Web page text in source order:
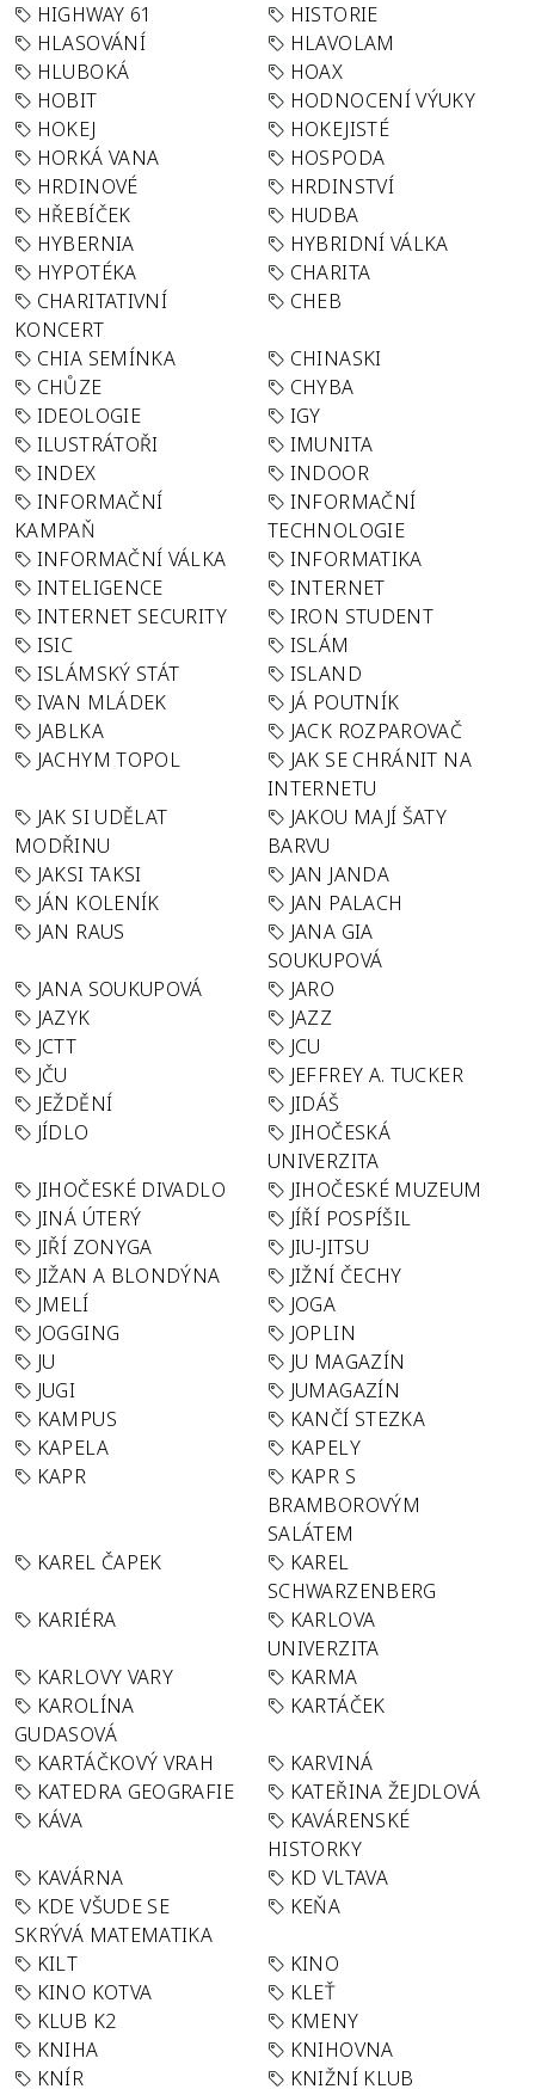
HIGHWAY 61
HISTORIE
HLASOVÁNÍ
HLAVOLAM
HLUBOKÁ
HOAX
HOBIT
HODNOCENÍ VÝUKY
HOKEJ
HOKEJISTÉ
HORKÁ VANA
HOSPODA
HRDINOVÉ
HRDINSTVÍ
HŘEBÍČEK
HUDBA
HYBERNIA
HYBRIDNÍ VÁLKA
HYPOTÉKA
CHARITA
CHARITATIVNÍ
KONCERT
CHEB
CHIA SEMÍNKA
CHINASKI
CHŮZE
CHYBA
IDEOLOGIE
IGY
ILUSTRÁTOŘI
IMUNITA
INDEX
INDOOR
INFORMAČNÍ
KAMPAŇ
INFORMAČNÍ
TECHNOLOGIE
INFORMAČNÍ VÁLKA
INFORMATIKA
INTELIGENCE
INTERNET
INTERNET SECURITY
IRON STUDENT
ISIC
ISLÁM
ISLÁMSKÝ STÁT
ISLAND
IVAN MLÁDEK
JÁ POUTNÍK
JABLKA
JACK ROZPAROVAČ
JACHYM TOPOL
JAK SE CHRÁNIT NA
INTERNETU
JAK SI UDĚLAT
MODŘINU
JAKOU MAJÍ ŠATY
BARVU
JAKSI TAKSI
JAN JANDA
JÁN KOLENÍK
JAN PALACH
JAN RAUS
JANA GIA
SOUKUPOVÁ
JANA SOUKUPOVÁ
JARO
JAZYK
JAZZ
JCTT
JCU
JČU
JEFFREY A. TUCKER
JEŽDĚNÍ
JIDÁŠ
JÍDLO
JIHOČESKÁ
UNIVERZITA
JIHOČESKÉ DIVADLO
JIHOČESKÉ MUZEUM
JINÁ ÚTERÝ
JÍŘÍ POSPÍŠIL
JIŘÍ ZONYGA
JIU-JITSU
JIŽAN A BLONDÝNA
JIŽNÍ ČECHY
JMELÍ
JOGA
JOGGING
JOPLIN
JU
JU MAGAZÍN
JUGI
JUMAGAZÍN
KAMPUS
KANČÍ STEZKA
KAPELA
KAPELY
KAPR
KAPR S
BRAMBOROVÝM
SALÁTEM
KAREL ČAPEK
KAREL
SCHWARZENBERG
KARIÉRA
KARLOVA
UNIVERZITA
KARLOVY VARY
KARMA
KAROLÍNA
GUDASOVÁ
KARTÁČEK
KARTÁČKOVÝ VRAH
KARVINÁ
KATEDRA GEOGRAFIE
KATEŘINA ŽEJDLOVÁ
KÁVA
KAVÁRENSKÉ
HISTORKY
KAVÁRNA
KD VLTAVA
KDE VŠUDE SE
SKRÝVÁ MATEMATIKA
KEŇA
KILT
KINO
KINO KOTVA
KLEŤ
KLUB K2
KMENY
KNIHA
KNIHOVNA
KNÍR
KNIŽNÍ KLUB